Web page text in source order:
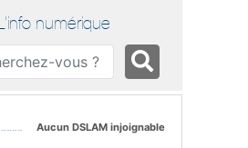
numérique
Aucun DSLAM injoignable